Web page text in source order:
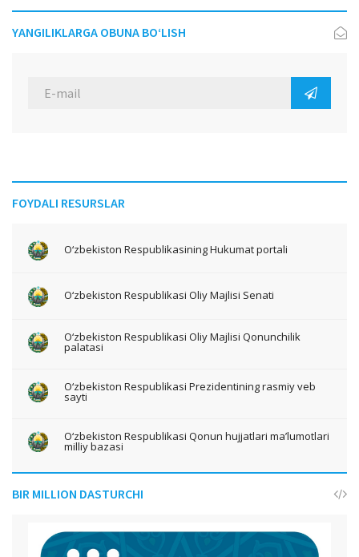
YANGILIKLARGA OBUNA BO‘LISH
FOYDALI RESURSLAR
O‘zbekiston Respublikasining Hukumat portali
O‘zbekiston Respublikasi Oliy Majlisi Senati
O‘zbekiston Respublikasi Oliy Majlisi Qonunchilik
palatasi
O‘zbekiston Respublikasi Prezidentining rasmiy veb
sayti
O‘zbekiston Respublikasi Qonun hujjatlari ma’lumotlari
milliy bazasi
BIR MILLION DASTURCHI